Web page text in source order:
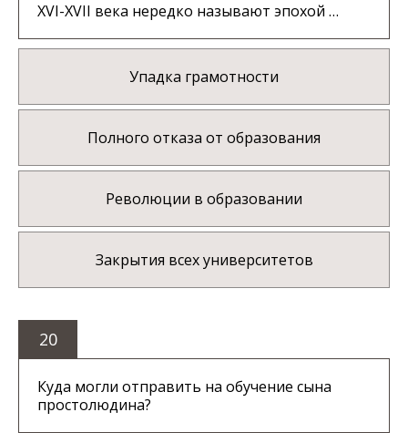
XVI-XVII века нередко называют эпохой …
Упадка грамотности
Полного отказа от образования
Революции в образовании
Закрытия всех университетов
20
Куда могли отправить на обучение сына
простолюдина?